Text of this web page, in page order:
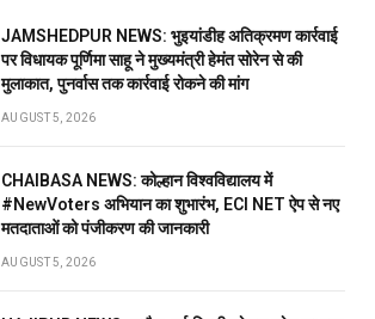
JAMSHEDPUR NEWS: भुइयांडीह अतिक्रमण कार्रवाई
पर विधायक पूर्णिमा साहू ने मुख्यमंत्री हेमंत सोरेन से की
मुलाकात, पुनर्वास तक कार्रवाई रोकने की मांग
AUGUST 5, 2026
CHAIBASA NEWS: कोल्हान विश्वविद्यालय में
#NewVoters अभियान का शुभारंभ, ECI NET ऐप से नए
मतदाताओं को पंजीकरण की जानकारी
AUGUST 5, 2026